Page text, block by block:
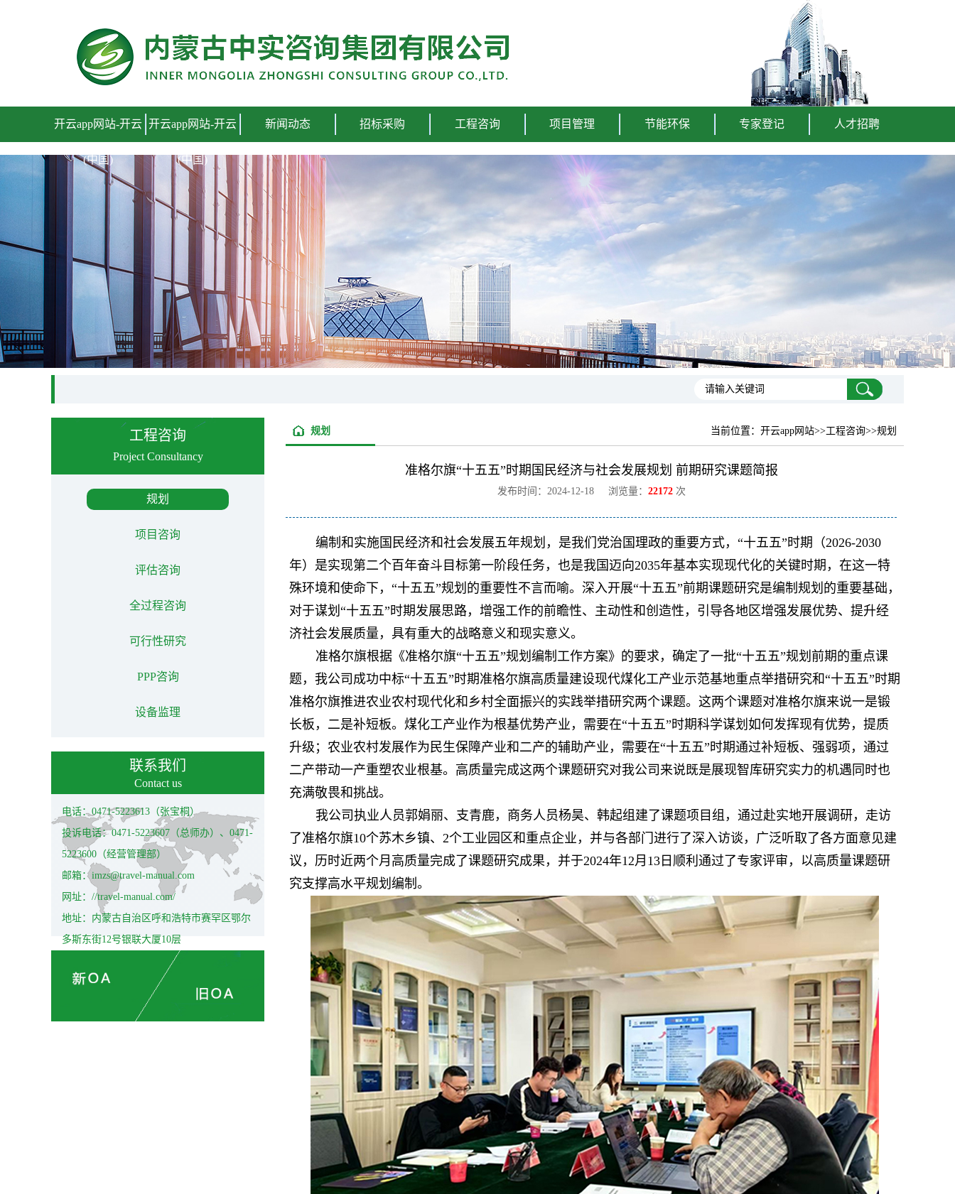
开云app网站-开云
(中国)
开云app网站-开云
(中国)
新闻动态 招标采购 工程咨询 项目管理 节能环保 专家登记 人才招聘
工程咨询
Project Consultancy
规划
项目咨询
评估咨询
全过程咨询
可行性研究
PPP咨询
设备监理
联系我们
Contact us
电话：0471-5223613（张宝桐）
投诉电话：0471-5223607（总师办）、0471-
5223600（经营管理部）
邮箱：imzs@travel-manual.com
网址：//travel-manual.com/
地址：内蒙古自治区呼和浩特市赛罕区鄂尔
多斯东街12号银联大厦10层
当前位置： 开云app网站>>工程咨询>>规划
规划
准格尔旗“十五五”时期国民经济与社会发展规划 前期研究课题简报
发布时间：2024-12-18 浏览量： 22172次
编制和实施国民经济和社会发展五年规划，是我们党治国理政的重要方式，“十五五”时期（2026-2030
年）是实现第二个百年奋斗目标第一阶段任务，也是我国迈向2035年基本实现现代化的关键时期，在这一特
殊环境和使命下，“十五五”规划的重要性不言而喻。深入开展“十五五”前期课题研究是编制规划的重要基础，
对于谋划“十五五”时期发展思路，增强工作的前瞻性、主动性和创造性，引导各地区增强发展优势、提升经
济社会发展质量，具有重大的战略意义和现实意义。
准格尔旗根据《准格尔旗“十五五”规划编制工作方案》的要求，确定了一批“十五五”规划前期的重点课
题，我公司成功中标“十五五”时期准格尔旗高质量建设现代煤化工产业示范基地重点举措研究和“十五五”时期
准格尔旗推进农业农村现代化和乡村全面振兴的实践举措研究两个课题。这两个课题对准格尔旗来说一是锻
长板，二是补短板。煤化工产业作为根基优势产业，需要在“十五五”时期科学谋划如何发挥现有优势，提质
升级；农业农村发展作为民生保障产业和二产的辅助产业，需要在“十五五”时期通过补短板、强弱项，通过
二产带动一产重塑农业根基。高质量完成这两个课题研究对我公司来说既是展现智库研究实力的机遇同时也
充满敬畏和挑战。
我公司执业人员郭娟丽、支青鹿，商务人员杨昊、韩起组建了课题项目组，通过赴实地开展调研，走访
了准格尔旗10个苏木乡镇、2个工业园区和重点企业，并与各部门进行了深入访谈，广泛听取了各方面意见建
议，历时近两个月高质量完成了课题研究成果，并于2024年12月13日顺利通过了专家评审，以高质量课题研
究支撑高水平规划编制。